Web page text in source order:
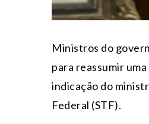
Ministros do
para reassumir
indicação do
Federal (STF).